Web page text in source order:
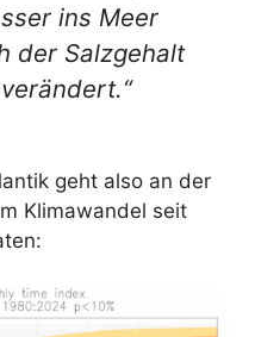
ins Meer
der Salzgehalt
geht also an der
Klimawandel seit